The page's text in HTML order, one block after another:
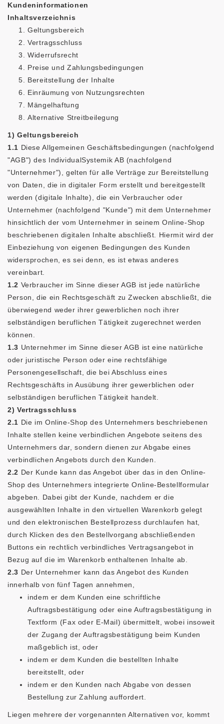
Kundeninformationen
Inhaltsverzeichnis
Geltungsbereich
Vertragsschluss
Widerrufsrecht
Preise und Zahlungsbedingungen
Bereitstellung der Inhalte
Einräumung von Nutzungsrechten
Mängelhaftung
Alternative Streitbeilegung
1) Geltungsbereich
1.1 Diese Allgemeinen Geschäftsbedingungen (nachfolgend
"AGB") des IndividualSystemik AB (nachfolgend
"Unternehmer"), gelten für alle Verträge zur Bereitstellung
von Daten, die in digitaler Form erstellt und bereitgestellt
werden (digitale Inhalte), die ein Verbraucher oder
Unternehmer (nachfolgend "Kunde") mit dem Unternehmer
hinsichtlich der vom Unternehmer in seinem Online-Shop
beschriebenen digitalen Inhalte abschließt. Hiermit wird der
Einbeziehung von eigenen Bedingungen des Kunden
widersprochen, es sei denn, es ist etwas anderes
vereinbart.
1.2 Verbraucher im Sinne dieser AGB ist jede natürliche
Person, die ein Rechtsgeschäft zu Zwecken abschließt, die
überwiegend weder ihrer gewerblichen noch ihrer
selbständigen beruflichen Tätigkeit zugerechnet werden
können.
1.3 Unternehmer im Sinne dieser AGB ist eine natürliche
oder juristische Person oder eine rechtsfähige
Personengesellschaft, die bei Abschluss eines
Rechtsgeschäfts in Ausübung ihrer gewerblichen oder
selbständigen beruflichen Tätigkeit handelt.
2) Vertragsschluss
2.1 Die im Online-Shop des Unternehmers beschriebenen
Inhalte stellen keine verbindlichen Angebote seitens des
Unternehmers dar, sondern dienen zur Abgabe eines
verbindlichen Angebots durch den Kunden.
2.2 Der Kunde kann das Angebot über das in den Online-
Shop des Unternehmers integrierte Online-Bestellformular
abgeben. Dabei gibt der Kunde, nachdem er die
ausgewählten Inhalte in den virtuellen Warenkorb gelegt
und den elektronischen Bestellprozess durchlaufen hat,
durch Klicken des den Bestellvorgang abschließenden
Buttons ein rechtlich verbindliches Vertragsangebot in
Bezug auf die im Warenkorb enthaltenen Inhalte ab.
2.3 Der Unternehmer kann das Angebot des Kunden
innerhalb von fünf Tagen annehmen,
indem er dem Kunden eine schriftliche
Auftragsbestätigung oder eine Auftragsbestätigung in
Textform (Fax oder E-Mail) übermittelt, wobei insoweit
der Zugang der Auftragsbestätigung beim Kunden
maßgeblich ist, oder
indem er dem Kunden die bestellten Inhalte
bereitstellt, oder
indem er den Kunden nach Abgabe von dessen
Bestellung zur Zahlung auffordert.
Liegen mehrere der vorgenannten Alternativen vor, kommt